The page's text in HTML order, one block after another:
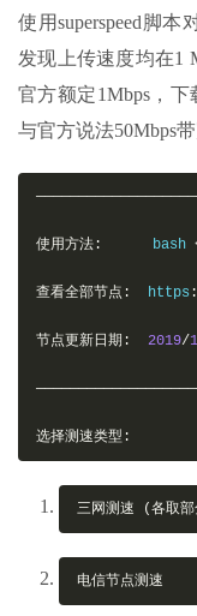
使用superspeed脚
发现上传速度均在1
官方额定1Mbps，
与官方说法50Mbps
使用方法: bash
查看全部节点: https :
节点更新日期: 2019/
选择测速类型:
三网测速 (各取
电信节点测速